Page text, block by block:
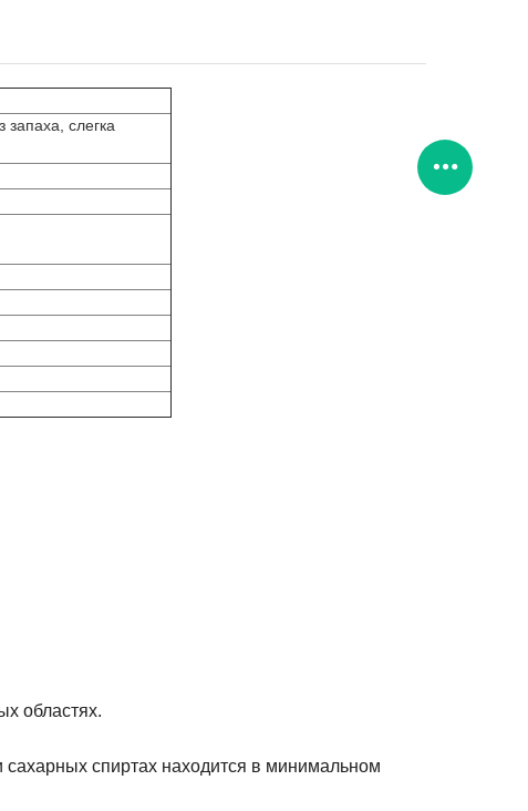
слегка
областях.
спиртах находится в минимальном